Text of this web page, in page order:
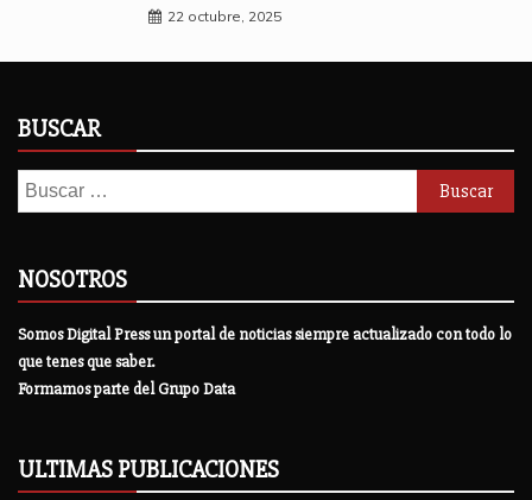
22 octubre, 2025
BUSCAR
Buscar:
NOSOTROS
Somos Digital Press un portal de noticias siempre actualizado con todo lo
que tenes que saber.
Formamos parte del Grupo Data
ULTIMAS PUBLICACIONES